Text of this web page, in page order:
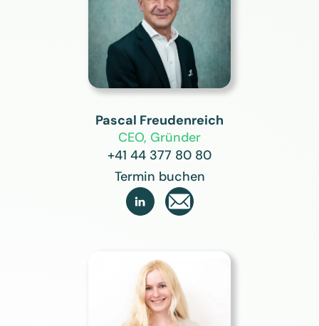
Pascal Freudenreich
CEO, Gründer
+41 44 377 80 80
Termin buchen
